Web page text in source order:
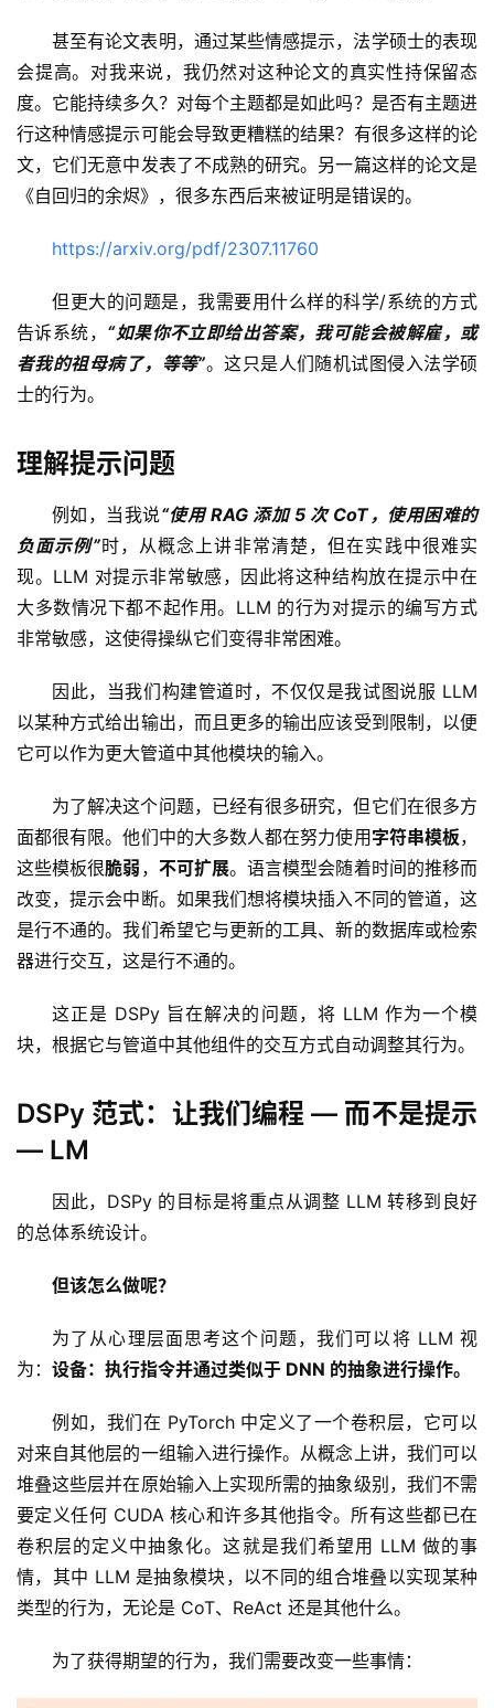
甚至有论文表明，通过某些情感提示，法学硕士的表现
会提高。对我来说，我仍然对这种论文的真实性持保留态
度。它能持续多久？对每个主题都是如此吗？是否有主题进
行这种情感提示可能会导致更糟糕的结果？有很多这样的论
文，它们无意中发表了不成熟的研究。另一篇这样的论文是
《自回归的余烬》，很多东西后来被证明是错误的。
https://arxiv.org/pdf/2307.11760
但更大的问题是，我需要用什么样的科学/系统的方式
告诉系统， “如果你不立即给出答案，我可能会被解雇，或
者我的祖母病了，等等”。这只是人们随机试图侵入法学硕
士的行为。
理解提示问题
例如，当我说“使用 RAG 添加 5 次 CoT，使用困难的
负面示例”时，从概念上讲非常清楚，但在实践中很难实
现。LLM 对提示非常敏感，因此将这种结构放在提示中在
大多数情况下都不起作用。LLM 的行为对提示的编写方式
非常敏感，这使得操纵它们变得非常困难。
因此，当我们构建管道时，不仅仅是我试图说服 LLM
以某种方式给出输出，而且更多的输出应该受到限制，以便
它可以作为更大管道中其他模块的输入。
为了解决这个问题，已经有很多研究，但它们在很多方
面都很有限。他们中的大多数人都在努力使用 字符串模板，
这些模板很脆弱 ， 不可扩展。语言模型会随着时间的推移而
改变，提示会中断。如果我们想将模块插入不同的管道，这
是行不通的。我们希望它与更新的工具、新的数据库或检索
器进行交互，这是行不通的。
这正是 DSPy 旨在解决的问题，将 LLM 作为一个模
块，根据它与管道中其他组件的交互方式自动调整其行为。
DSPy 范式：让我们编程 — 而不是提示
— LM
因此，DSPy 的目标是将重点从调整 LLM 转移到良好
的总体系统设计。
但该怎么做呢？
为了从心理层面思考这个问题，我们可以将 LLM 视
为： 设备：执行指令并通过类似于 DNN 的抽象进行操作。
例如，我们在 PyTorch 中定义了一个卷积层，它可以
对来自其他层的一组输入进行操作。从概念上讲，我们可以
堆叠这些层并在原始输入上实现所需的抽象级别，我们不需
要定义任何 CUDA 核心和许多其他指令。所有这些都已在
卷积层的定义中抽象化。这就是我们希望用 LLM 做的事
情，其中​​ LLM 是抽象模块，以不同的组合堆叠以实现某种
类型的行为，无论是 CoT、ReAct 还是其他什么。
为了获得期望的行为，我们需要改变一些事情：